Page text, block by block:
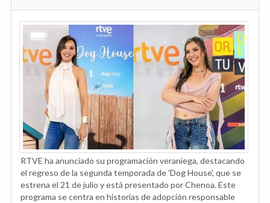
RTVE ha anunciado su programación veraniega, destacando
el regreso de la segunda temporada de 'Dog House', que se
estrena el 21 de julio y está presentado por Chenoa. Este
programa se centra en historias de adopción responsable